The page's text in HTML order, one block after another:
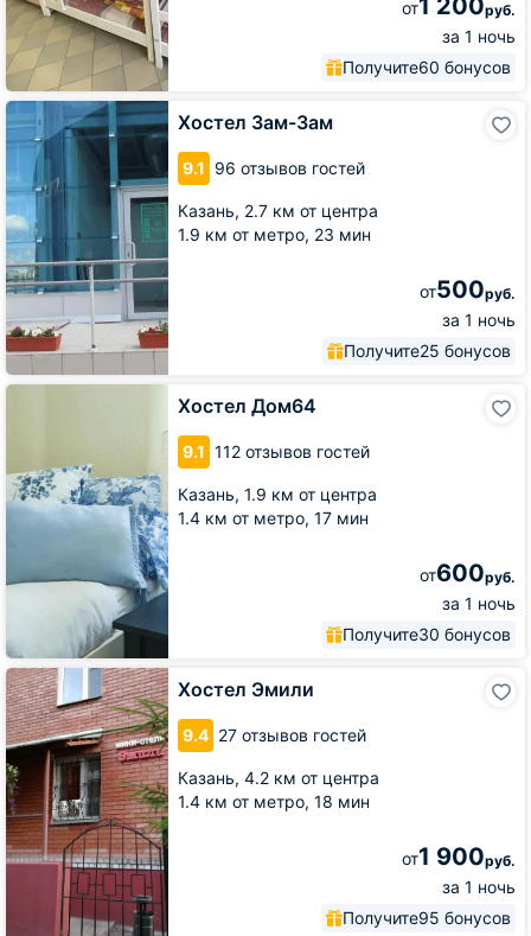
от1 200руб.
за 1 ночь
Получите60 бонусов
Хостел Зам-Зам
9.1 96 отзывов гостей
Казань, 2.7 км от центра
1.9 км от метро, 23 мин
от500руб.
за 1 ночь
Получите25 бонусов
Хостел
Зам-
Хостел Дом64
9.1 112 отзывов гостей
Казань, 1.9 км от центра
1.4 км от метро, 17 мин
от600руб.
за 1 ночь
Получите30 бонусов
Хостел
Хостел Эмили
9.4 27 отзывов гостей
Казань, 4.2 км от центра
1.4 км от метро, 18 мин
от1 900руб.
за 1 ночь
Получите95 бонусов
Хостел
Эмили